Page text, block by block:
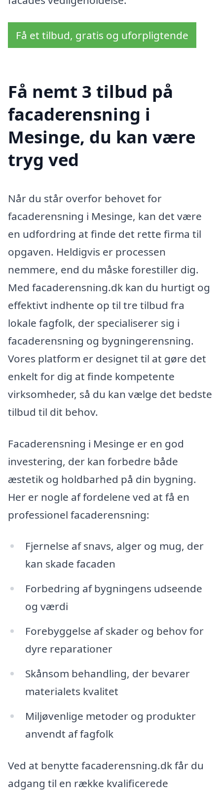
Få et tilbud, gratis og uforpligtende
Få nemt 3 tilbud på
facaderensning i
Mesinge, du kan være
tryg ved
Når du står overfor behovet for
facaderensning i Mesinge, kan det være
en udfordring at finde det rette firma til
opgaven. Heldigvis er processen
nemmere, end du måske forestiller dig.
Med facaderensning.dk kan du hurtigt og
effektivt indhente op til tre tilbud fra
lokale fagfolk, der specialiserer sig i
facaderensning og bygningerensning.
Vores platform er designet til at gøre det
enkelt for dig at finde kompetente
virksomheder, så du kan vælge det bedste
tilbud til dit behov.
Facaderensning i Mesinge er en god
investering, der kan forbedre både
æstetik og holdbarhed på din bygning.
Her er nogle af fordelene ved at få en
professionel facaderensning:
Fjernelse af snavs, alger og mug, der
kan skade facaden
Forbedring af bygningens udseende
og værdi
Forebyggelse af skader og behov for
dyre reparationer
Skånsom behandling, der bevarer
materialets kvalitet
Miljøvenlige metoder og produkter
anvendt af fagfolk
Ved at benytte facaderensning.dk får du
adgang til en række kvalificerede